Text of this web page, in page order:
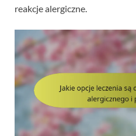
reakcje alergiczne.